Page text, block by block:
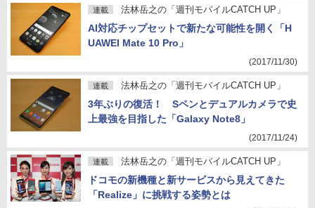
連載 法林岳之の「週刊モバイルCATCH UP」
AI対応チップセットで新たな可能性を開く「H
UAWEI Mate 10 Pro」
(2017/11/30)
連載 法林岳之の「週刊モバイルCATCH UP」
3年ぶりの復活！ Sペンとデュアルカメラで史
上最強を目指した「Galaxy Note8」
(2017/11/24)
連載 法林岳之の「週刊モバイルCATCH UP」
ドコモの新機種と新サービスから見えてきた
「Realize」に挑戦する姿勢とは